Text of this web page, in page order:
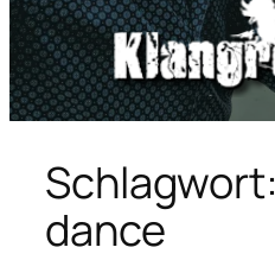
Schlagwort:
dance